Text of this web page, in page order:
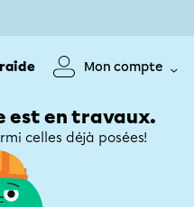
Mon compte
est en travaux.
celles déjà posées!